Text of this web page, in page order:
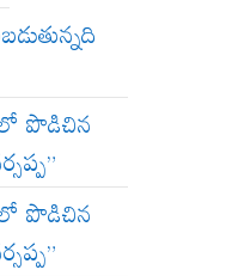
పొడిచిన
పొడిచిన